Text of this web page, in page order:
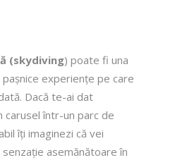
(skydiving) poate fi una
experiențe pe care
Dacă te-ai dat
carusel într-un parc de
îți imaginezi că vei
asemănătoare în